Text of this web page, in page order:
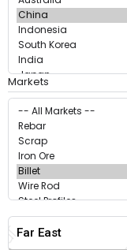
Markets
Far East